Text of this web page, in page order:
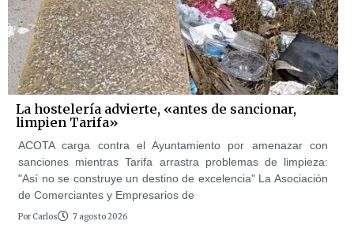
La hostelería advierte, «antes de sancionar,
limpien Tarifa»
ACOTA carga contra el Ayuntamiento por amenazar con
sanciones mientras Tarifa arrastra problemas de limpieza:
"Así no se construye un destino de excelencia" La Asociación
de Comerciantes y Empresarios de
Por Carlos 7 agosto 2026